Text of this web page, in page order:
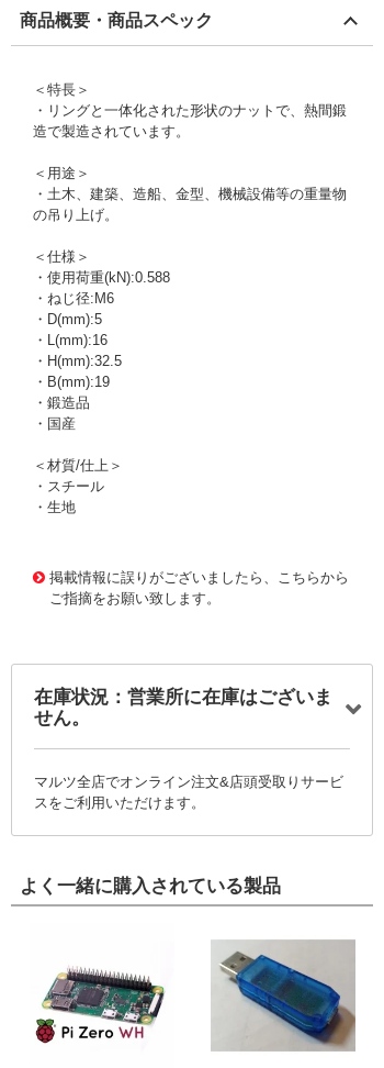
商品概要・商品スペック
＜特長＞
・リングと一体化された形状のナットで、熱間鍛
造で製造されています。
＜用途＞
・土木、建築、造船、金型、機械設備等の重量物
の吊り上げ。
＜仕様＞
・使用荷重(kN):0.588
・ねじ径:M6
・D(mm):5
・L(mm):16
・H(mm):32.5
・B(mm):19
・鍛造品
・国産
＜材質/仕上＞
・スチール
・生地
掲載情報に誤りがございましたら、こちらから
ご指摘をお願い致します。
在庫状況：営業所に在庫はございま
せん。
マルツ全店でオンライン注文&店頭受取りサービ
スをご利用いただけます。
よく一緒に購入されている製品